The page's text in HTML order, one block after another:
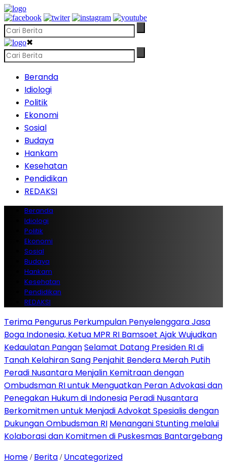
✖
Beranda
Idiologi
Politik
Ekonomi
Sosial
Budaya
Hankam
Kesehatan
Pendidikan
REDAKSI
Beranda
Idiologi
Politik
Ekonomi
Sosial
Budaya
Hankam
Kesehatan
Pendidikan
REDAKSI
Terima Pengurus Perkumpulan Penyelenggara Jasa
Boga Indonesia, Ketua MPR RI Bamsoet Ajak Wujudkan
Kedaulatan PanganSelamat Datang Presiden RI di
Tanah Kelahiran Sang Penjahit Bendera Merah Putih
Peradi Nusantara Menjalin Kemitraan dengan
Ombudsman RI untuk Menguatkan Peran Advokasi dan
Penegakan Hukum di Indonesia Peradi Nusantara
Berkomitmen untuk Menjadi Advokat Spesialis dengan
Dukungan Ombudsman RI Menangani Stunting melalui
Kolaborasi dan Komitmen di Puskesmas Bantargebang
Home / Berita / Uncategorized